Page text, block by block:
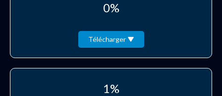
0%
Télécharger
1%